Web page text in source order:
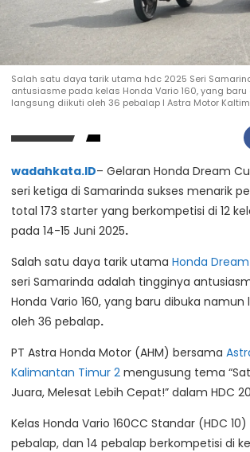
Salah satu daya tarik utama hdc 2025 Seri
antusiasme pada kelas Honda Vario 160, yang
langsung diikuti oleh 36 pebalap I Astra Motor
wadahkata.ID– Gelaran Honda Dream
seri ketiga di Samarinda sukses menarik
total 173 starter yang berkompetisi di 12
pada 14-15 Juni 2025.
Salah satu daya tarik utama Honda
seri Samarinda adalah tingginya
Honda Vario 160, yang baru dibuka namun
oleh 36 pebalap.
PT Astra Honda Motor (AHM) bersama
Kalimantan Timur 2 mengusung tema
Juara, Melesat Lebih Cepat!” dalam HDC
Kelas Honda Vario 160CC Standar (HDC
pebalap, dan 14 pebalap berkompetisi di